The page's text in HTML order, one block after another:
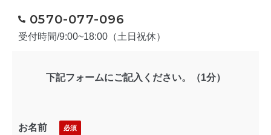
0570-077-096
受付時間/9:00~18:00（土日祝休）
下記フォームにご記入ください。（1分）
お名前